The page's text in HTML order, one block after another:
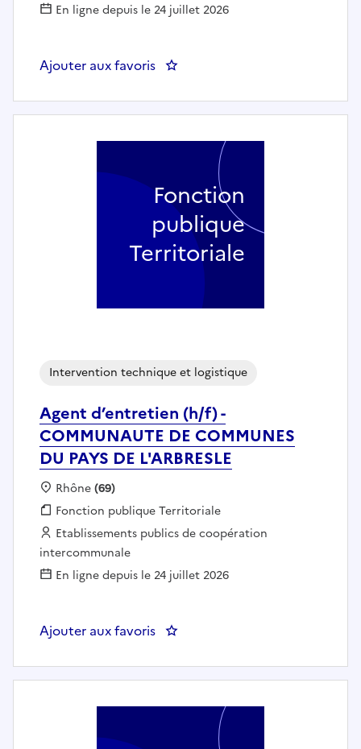
En ligne depuis le 24 juillet 2026
Ajouter aux favoris : Un responsable de la régie
Agent d’entretien (h/f) -
COMMUNAUTE DE COMMUNES
DU PAYS DE L'ARBRESLE
Intervention technique et logistique
Localisation :
Rhône(69)
Fonction publique :
Fonction publique Territoriale
Employeur :
Etablissements publics de coopération
intercommunale
En ligne depuis le 24 juillet 2026
Ajouter aux favoris : Agent d’entretien (h/f) -
Fonction
publique
Territoriale